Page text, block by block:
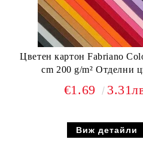
Цветен картон Fabriano
cm 200 g/m² Отделни
€1.69
Виж детайли